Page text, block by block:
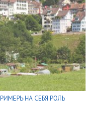
НА СЕБЯ РОЛЬ